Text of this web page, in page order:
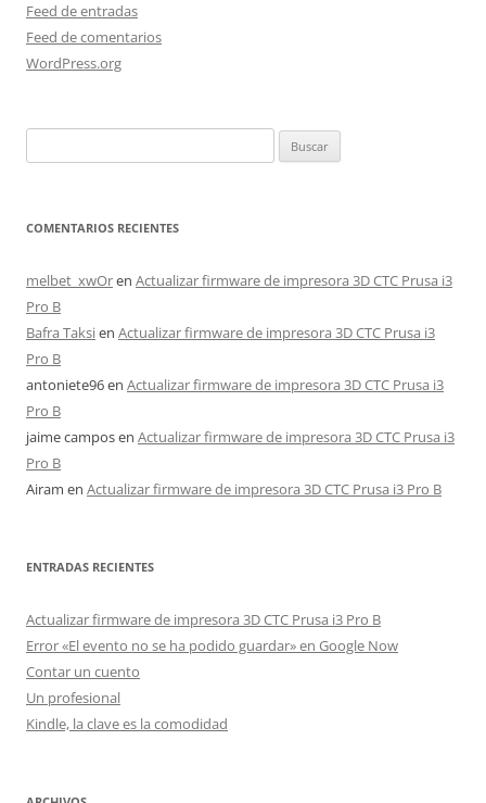
Feed de entradas
Feed de comentarios
WordPress.org
COMENTARIOS RECIENTES
melbet_xwOren Actualizar firmware de impresora 3D CTC Prusa i3
Pro B
Bafra Taksien Actualizar firmware de impresora 3D CTC Prusa i3
Pro B
antoniete96en Actualizar firmware de impresora 3D CTC Prusa i3
Pro B
jaime camposen Actualizar firmware de impresora 3D CTC Prusa i3
Pro B
Airam en Actualizar firmware de impresora 3D CTC Prusa i3 Pro B
ENTRADAS RECIENTES
Actualizar firmware de impresora 3D CTC Prusa i3 Pro B
Error «El evento no se ha podido guardar» en Google Now
Contar un cuento
Un profesional
Kindle, la clave es la comodidad